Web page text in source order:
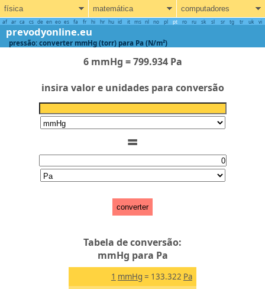
física matemática computadores
af ar ca cs de en eo es fa fr hi hr hu id it ms nl no pl pt ro ru sk sl sr tg tr uk vi
prevodyonline.eu
pressão: converter mmHg (torr) para Pa (N/m²)
6 mmHg = 799.934 Pa
insira valor e unidades para conversão
=
converter
Tabela de conversão:
mmHg para Pa
1 mmHg = 133.322 Pa